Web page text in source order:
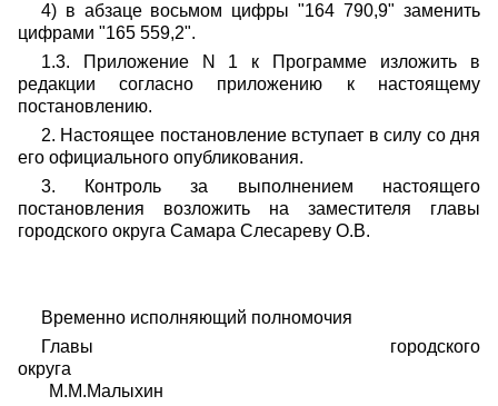
4) в абзаце восьмом цифры "164 790,9" заменить
цифрами "165 559,2".
1.3. Приложение N 1 к Программе изложить в
редакции согласно приложению к настоящему
постановлению.
2. Настоящее постановление вступает в силу со дня
его официального опубликования.
3. Контроль за выполнением настоящего
постановления возложить на заместителя главы
городского округа Самара Слесареву О.В.
Временно исполняющий полномочия
Главы городского
округа
М.М.Малыхин